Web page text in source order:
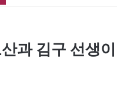
과 김구 선생